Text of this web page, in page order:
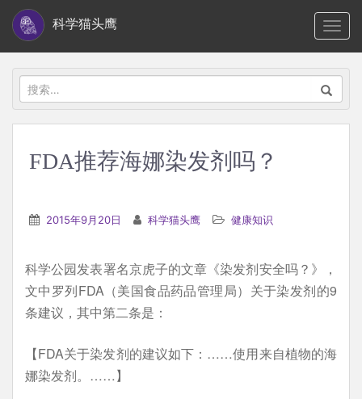
i
科学猫头鹰
搜
索：
FDA推荐海娜染发剂吗？
2015年9月20日 科学猫头鹰 健康知识
科学公园发表署名京虎子的文章《染发剂安全吗？》，
文中罗列FDA（美国食品药品管理局）关于染发剂的9
条建议，其中第二条是：
【FDA关于染发剂的建议如下：……使用来自植物的海
娜染发剂。……】